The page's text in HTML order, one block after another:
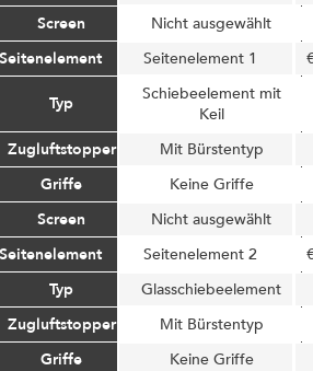
Screen
Nicht ausgewählt
Seitenelement
Seitenelement 1
Typ
Schiebeelement mit
Keil
Zugluftstopper
Mit Bürstentyp
Griffe
Keine Griffe
Screen
Nicht ausgewählt
Seitenelement
Seitenelement 2
Typ
Glasschiebeelement
Zugluftstopper
Mit Bürstentyp
Griffe
Keine Griffe